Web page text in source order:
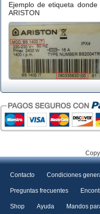
Ejemplo de etiqueta
ARISTON
Contacto Condiciones
Preguntas frecuentes
Shop Ayuda Mandos